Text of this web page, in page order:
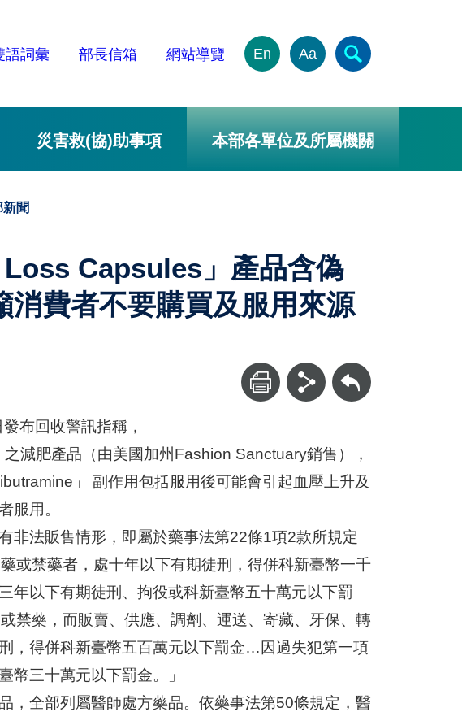
語詞彙 部長信箱 網站導覽 En Aa
災害救(協)助事項 本部各單位及所屬機關
聞
Loss Capsules」產品含偽
消費者不要購買及服用來源
回上一頁
布回收警訊指稱，
減肥產品（由美國加州Fashion Sanctuary銷售），
」 副作用包括服用後可能會引起血壓上升及
服用。
非法販售情形，即屬於藥事法第22條1項2款所規定
或禁藥者，處十年以下有期徒刑，得併科新臺幣一千
以下有期徒刑、拘役或科新臺幣五十萬元以下罰
禁藥，而販賣、供應、調劑、運送、寄藏、牙保、轉
，得併科新臺幣五百萬元以下罰金…因過失犯第一項
幣三十萬元以下罰金。」
，全部列屬醫師處方藥品。依藥事法第50條規定，醫